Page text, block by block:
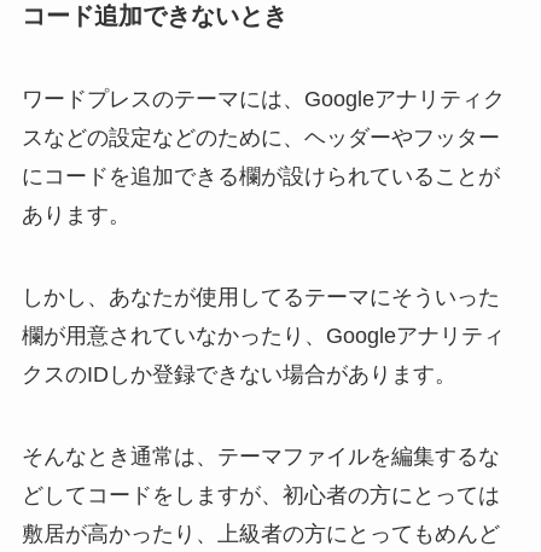
コード追加できないとき
ワードプレスのテーマには、Googleアナリティク
スなどの設定などのために、ヘッダーやフッター
にコードを追加できる欄が設けられていることが
あります。
しかし、あなたが使用してるテーマにそういった
欄が用意されていなかったり、Googleアナリティ
クスのIDしか登録できない場合があります。
そんなとき通常は、テーマファイルを編集するな
どしてコードをしますが、初心者の方にとっては
敷居が高かったり、上級者の方にとってもめんど